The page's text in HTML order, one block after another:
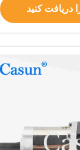
دریافت کنید